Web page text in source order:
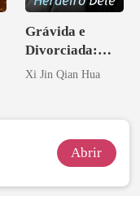
Grávida e
Divorciada:
Escondi o
Xi Jin Qian Hua
Abrir